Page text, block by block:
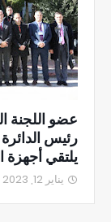
عضو اللجنة
رئيس
يلتقي أجهزة
يناير 12, 2023